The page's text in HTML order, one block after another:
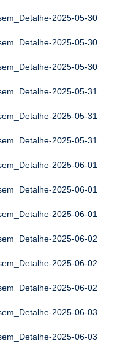
2025-05-30
2025-05-30
2025-05-30
2025-05-31
2025-05-31
2025-05-31
2025-06-01
2025-06-01
2025-06-01
2025-06-02
2025-06-02
2025-06-02
2025-06-03
2025-06-03